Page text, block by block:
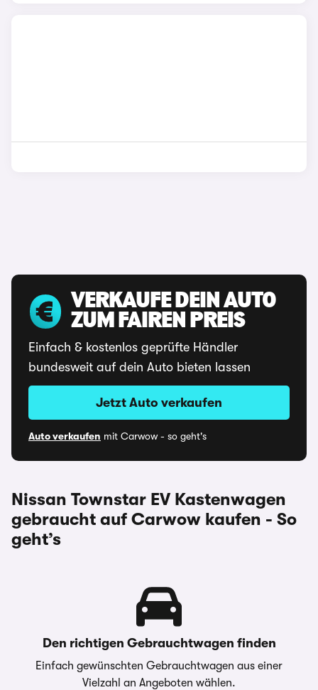
VERKAUFE DEIN AUTO
ZUM FAIREN PREIS
Einfach & kostenlos geprüfte Händler
bundesweit auf dein Auto bieten lassen
Jetzt Auto verkaufen
Auto verkaufen mit Carwow - so geht's
Nissan Townstar EV Kastenwagen
gebraucht auf Carwow kaufen - So
geht’s
Den richtigen Gebrauchtwagen finden
Einfach gewünschten Gebrauchtwagen aus einer
Vielzahl an Angeboten wählen.